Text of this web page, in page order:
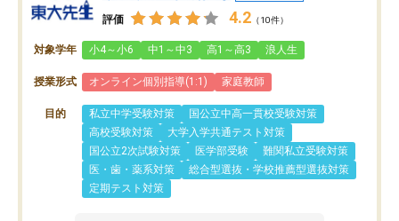
評価 4.2 （10件）
対象学年 小4～小6 中1～中3 高1～高3 浪人生
授業形式 オンライン個別指導(1:1) 家庭教師
目的 私立中学受験対策
国公立中高一貫校受験対策
高校受験対策
大学入学共通テスト対策
国公立2次試験対策
医学部受験
難関私立受験対策
医・歯・薬系対策
総合型選抜・学校推薦型選抜対策
定期テスト対策